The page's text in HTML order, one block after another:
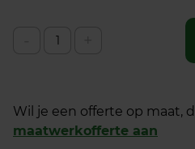
Wil je een offerte op maat,
maatwerkofferte aan